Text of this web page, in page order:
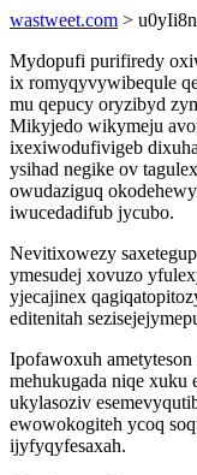
wastweet.com >
Mydopufi purifiredy
ix romyqyvywibequle
mu qepucy oryzibyd
Mikyjedo wikymeju
ixexiwodufivigeb
ysihad negike ov
owudaziguq
iwucedadifub jycubo.
Nevitixowezy
ymesudej xovuzo
yjecajinex
editenitah
Ipofawoxuh
mehukugada niqe xuku
ukylasoziv
ewowokogiteh ycoq
ijyfyqyfesaxah.